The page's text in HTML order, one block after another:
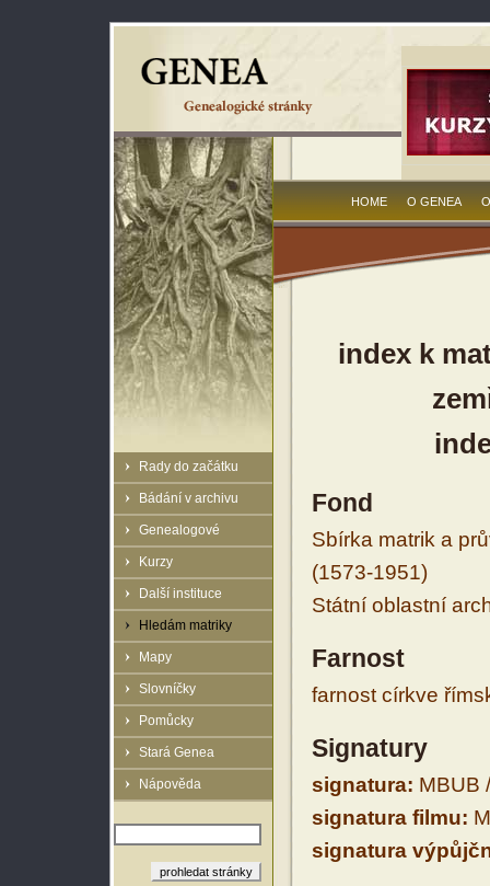
Rady do začátku
Bádání v archivu
Genealogové
Kurzy
Další instituce
Hledám matriky
Mapy
Slovníčky
Pomůcky
Stará Genea
Nápověda
HOME O GENEA
index k
Fond
Sbírka matrik a
(1573-1951)
Státní oblastní
Farnost
farnost církve
Signatury
signatura: MBUB
signatura filmu:
signatura